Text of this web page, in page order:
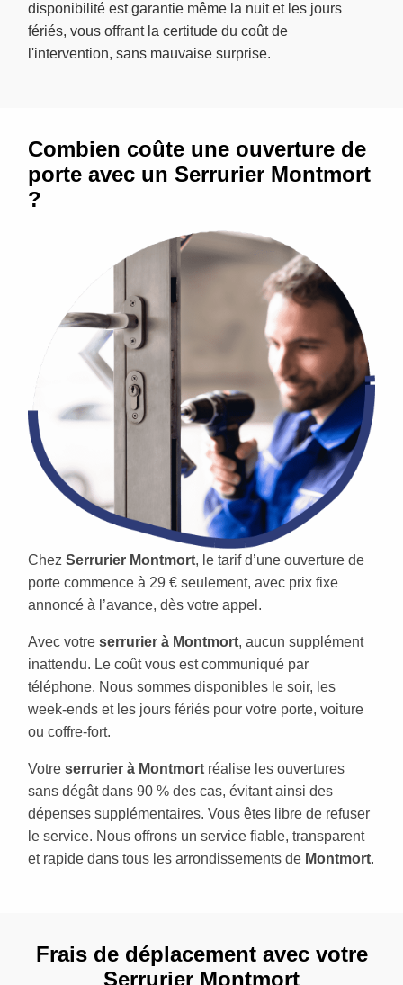
disponibilité est garantie même la nuit et les jours
fériés, vous offrant la certitude du coût de
l'intervention, sans mauvaise surprise.
Combien coûte une ouverture de
porte avec un Serrurier Montmort
?
Chez Serrurier Montmort, le tarif d’une ouverture de
porte commence à 29 € seulement, avec prix fixe
annoncé à l’avance, dès votre appel.
Avec votre serrurier à Montmort, aucun supplément
inattendu. Le coût vous est communiqué par
téléphone. Nous sommes disponibles le soir, les
week-ends et les jours fériés pour votre porte, voiture
ou coffre-fort.
Votre serrurier à Montmort réalise les ouvertures
sans dégât dans 90 % des cas, évitant ainsi des
dépenses supplémentaires. Vous êtes libre de refuser
le service. Nous offrons un service fiable, transparent
et rapide dans tous les arrondissements de Montmort.
Frais de déplacement avec votre
Serrurier Montmort